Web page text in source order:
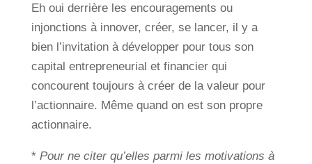
Eh oui derrière les encouragements ou
injonctions à innover, créer, se lancer, il y a
bien l’invitation à développer pour tous son
capital entrepreneurial et financier qui
concourent toujours à créer de la valeur pour
l’actionnaire. Même quand on est son propre
actionnaire.
* Pour ne citer qu’elles parmi les motivations à